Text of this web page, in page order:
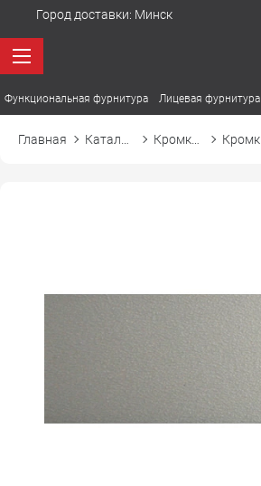
Город доставки: Минск
Функциональная фурнитура Лицевая фурнитура
Главная